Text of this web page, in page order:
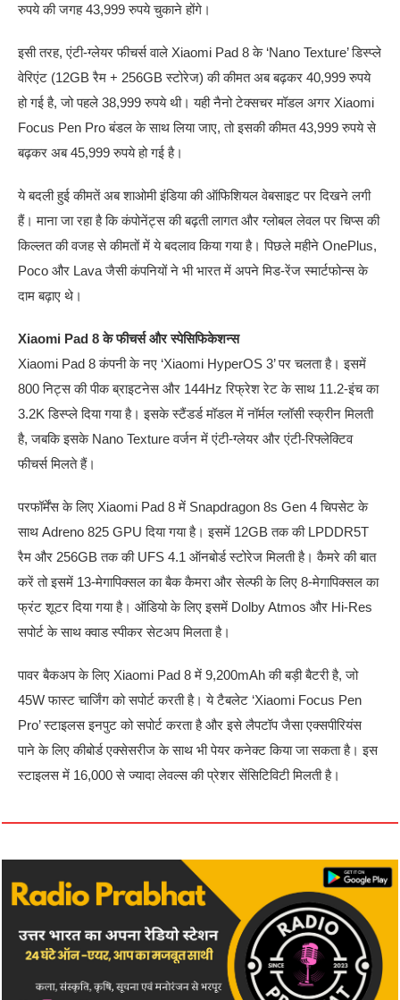
रुपये की जगह 43,999 रुपये चुकाने होंगे।
इसी तरह, एंटी-ग्लेयर फीचर्स वाले Xiaomi Pad 8 के ‘Nano Texture’ डिस्प्ले
वेरिएंट (12GB रैम + 256GB स्टोरेज) की कीमत अब बढ़कर 40,999 रुपये
हो गई है, जो पहले 38,999 रुपये थी। यही नैनो टेक्सचर मॉडल अगर Xiaomi
Focus Pen Pro बंडल के साथ लिया जाए, तो इसकी कीमत 43,999 रुपये से
बढ़कर अब 45,999 रुपये हो गई है।
ये बदली हुई कीमतें अब शाओमी इंडिया की ऑफिशियल वेबसाइट पर दिखने लगी
हैं। माना जा रहा है कि कंपोनेंट्स की बढ़ती लागत और ग्लोबल लेवल पर चिप्स की
किल्लत की वजह से कीमतों में ये बदलाव किया गया है। पिछले महीने OnePlus,
Poco और Lava जैसी कंपनियों ने भी भारत में अपने मिड-रेंज स्मार्टफोन्स के
दाम बढ़ाए थे।
Xiaomi Pad 8 के फीचर्स और स्पेसिफिकेशन्स
Xiaomi Pad 8 कंपनी के नए ‘Xiaomi HyperOS 3’ पर चलता है। इसमें
800 निट्स की पीक ब्राइटनेस और 144Hz रिफ्रेश रेट के साथ 11.2-इंच का
3.2K डिस्प्ले दिया गया है। इसके स्टैंडर्ड मॉडल में नॉर्मल ग्लॉसी स्क्रीन मिलती
है, जबकि इसके Nano Texture वर्जन में एंटी-ग्लेयर और एंटी-रिफ्लेक्टिव
फीचर्स मिलते हैं।
परफॉर्मेंस के लिए Xiaomi Pad 8 में Snapdragon 8s Gen 4 चिपसेट के
साथ Adreno 825 GPU दिया गया है। इसमें 12GB तक की LPDDR5T
रैम और 256GB तक की UFS 4.1 ऑनबोर्ड स्टोरेज मिलती है। कैमरे की बात
करें तो इसमें 13-मेगापिक्सल का बैक कैमरा और सेल्फी के लिए 8-मेगापिक्सल का
फ्रंट शूटर दिया गया है। ऑडियो के लिए इसमें Dolby Atmos और Hi-Res
सपोर्ट के साथ क्वाड स्पीकर सेटअप मिलता है।
पावर बैकअप के लिए Xiaomi Pad 8 में 9,200mAh की बड़ी बैटरी है, जो
45W फास्ट चार्जिंग को सपोर्ट करती है। ये टैबलेट ‘Xiaomi Focus Pen
Pro’ स्टाइलस इनपुट को सपोर्ट करता है और इसे लैपटॉप जैसा एक्सपीरियंस
पाने के लिए कीबोर्ड एक्सेसरीज के साथ भी पेयर कनेक्ट किया जा सकता है। इस
स्टाइलस में 16,000 से ज्यादा लेवल्स की प्रेशर सेंसिटिविटी मिलती है।